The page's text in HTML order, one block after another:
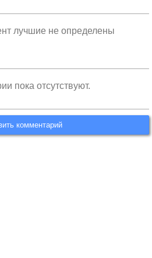
лучшие не определены
пока отсутствуют.
комментарий